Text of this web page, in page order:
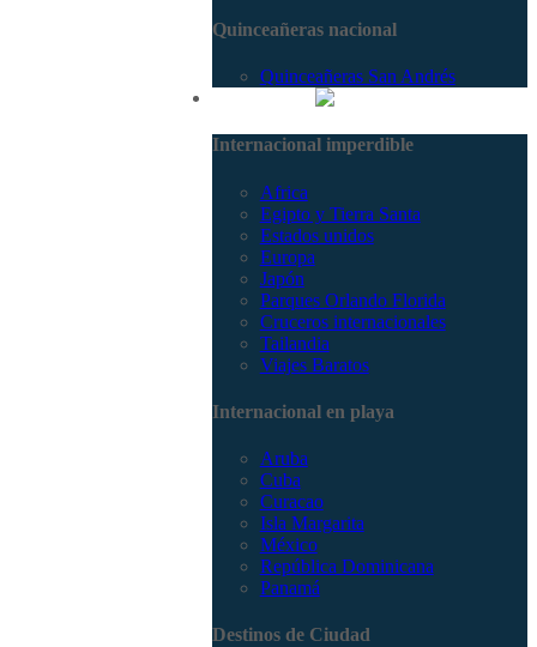
Quinceañeras nacional
Quinceañeras San Andrés
Internacional imperdible
Africa
Egipto y Tierra Santa
Estados unidos
Europa
Japón
Parques Orlando Florida
Cruceros internacionales
Tailandia
Viajes Baratos
Internacional en playa
Aruba
Cuba
Curacao
Isla Margarita
México
República Dominicana
Panamá
Destinos de Ciudad